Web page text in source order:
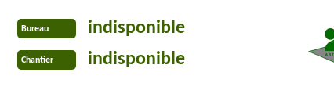
Bureau indisponible
Chantier indisponible